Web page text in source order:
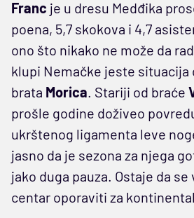
Franc je u dresu Medđika
poena, 5,7 skokova i 4,7
ono što nikako ne može da
klupi Nemačke jeste situacija
brata Morica. Stariji od braće
prošle godine doživeo
ukrštenog ligamenta leve
jasno da je sezona za njega
jako duga pauza. Ostaje da se
centar oporaviti za